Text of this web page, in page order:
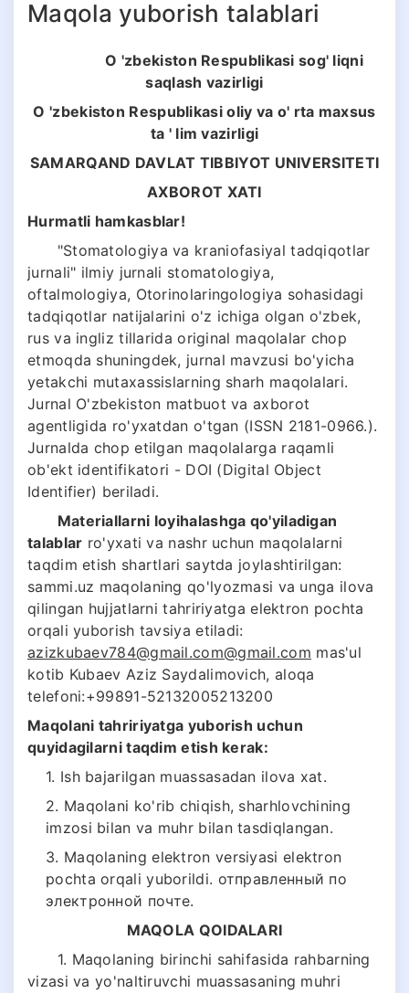
Maqola yuborish talablari
O 'zbekiston Respublikasi sog' liqni
saqlash vazirligi
O 'zbekiston Respublikasi oliy va o' rta maxsus
ta ' lim vazirligi
SAMARQAND DAVLAT TIBBIYOT UNIVERSITETI
AXBOROT XATI
Hurmatli hamkasblar!
"Stomatologiya va kraniofasiyal tadqiqotlar
jurnali" ilmiy jurnali stomatologiya,
oftalmologiya, Otorinolaringologiya sohasidagi
tadqiqotlar natijalarini o'z ichiga olgan o'zbek,
rus va ingliz tillarida original maqolalar chop
etmoqda shuningdek, jurnal mavzusi bo'yicha
yetakchi mutaxassislarning sharh maqolalari.
Jurnal O'zbekiston matbuot va axborot
agentligida ro'yxatdan o'tgan (ISSN 2181-0966.).
Jurnalda chop etilgan maqolalarga raqamli
ob'ekt identifikatori - DOI (Digital Object
Identifier) beriladi.
Materiallarni loyihalashga qo'yiladigan
talablar ro'yxati va nashr uchun maqolalarni
taqdim etish shartlari saytda joylashtirilgan:
sammi.uz maqolaning qo'lyozmasi va unga ilova
qilingan hujjatlarni tahririyatga elektron pochta
orqali yuborish tavsiya etiladi:
azizkubaev784@gmail.com@gmail.com mas'ul
kotib Kubaev Aziz Saydalimovich, aloqa
telefoni:+99891-52132005213200
Maqolani tahririyatga yuborish uchun
quyidagilarni taqdim etish kerak:
1. Ish bajarilgan muassasadan ilova xat.
2. Maqolani ko'rib chiqish, sharhlovchining
imzosi bilan va muhr bilan tasdiqlangan.
3. Maqolaning elektron versiyasi elektron
pochta orqali yuborildi. отправленный по
электронной почте.
MAQOLA QOIDALARI
1. Maqolaning birinchi sahifasida rahbarning
vizasi va yo'naltiruvchi muassasaning muhri